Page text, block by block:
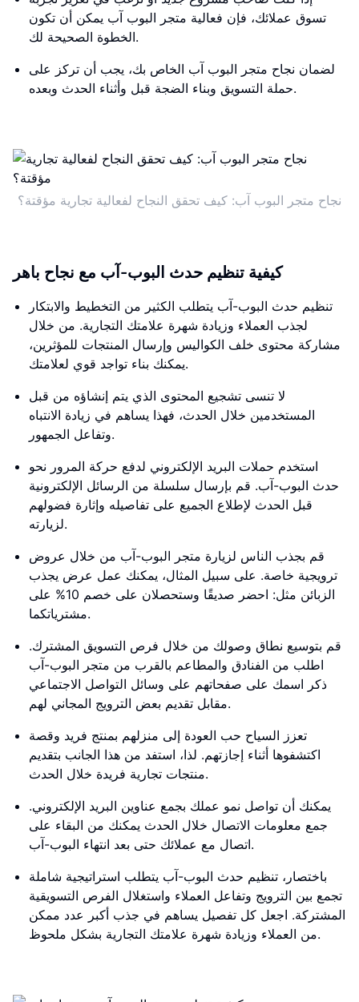
تسوق عملائك، فإن فعالية متجر البوب ​​آب يمكن أن تكون
الخطوة الصحيحة لك.
لضمان نجاح متجر البوب ​​آب الخاص بك، يجب أن تركز على
حملة التسويق وبناء الضجة قبل وأثناء الحدث وبعده.
نجاح متجر البوب ​​آب: كيف تحقق النجاح لفعالية تجارية مؤقتة؟
كيفية تنظيم حدث البوب-آب مع نجاح باهر
تنظيم حدث البوب-آب يتطلب الكثير من التخطيط والابتكار
لجذب العملاء وزيادة شهرة علامتك التجارية. من خلال
مشاركة محتوى خلف الكواليس وإرسال المنتجات للمؤثرين،
يمكنك بناء تواجد قوي لعلامتك.
لا تنسى تشجيع المحتوى الذي يتم إنشاؤه من قبل
المستخدمين خلال الحدث، فهذا يساهم في زيادة الانتباه
وتفاعل الجمهور.
استخدم حملات البريد الإلكتروني لدفع حركة المرور نحو
حدث البوب-آب. قم بإرسال سلسلة من الرسائل الإلكترونية
قبل الحدث لإطلاع الجميع على تفاصيله وإثارة فضولهم
لزيارته.
قم بجذب الناس لزيارة متجر البوب-آب من خلال عروض
ترويجية خاصة. على سبيل المثال، يمكنك عمل عرض يجذب
الزبائن مثل: احضر صديقًا وستحصلان على خصم 10% على
مشترياتكما.
قم بتوسيع نطاق وصولك من خلال فرص التسويق المشترك.
اطلب من الفنادق والمطاعم بالقرب من متجر البوب-آب
ذكر اسمك على صفحاتهم على وسائل التواصل الاجتماعي
مقابل تقديم بعض الترويج المجاني لهم.
تعزز السياح حب العودة إلى منزلهم بمنتج فريد وقصة
اكتشفوها أثناء إجازتهم. لذا، استفد من هذا الجانب بتقديم
منتجات تجارية فريدة خلال الحدث.
يمكنك أن تواصل نمو عملك بجمع عناوين البريد الإلكتروني.
جمع معلومات الاتصال خلال الحدث يمكنك من البقاء على
اتصال مع عملائك حتى بعد انتهاء البوب-آب.
باختصار، تنظيم حدث البوب-آب يتطلب استراتيجية شاملة
تجمع بين الترويج وتفاعل العملاء واستغلال الفرص التسويقية
المشتركة. اجعل كل تفصيل يساهم في جذب أكبر عدد ممكن
من العملاء وزيادة شهرة علامتك التجارية بشكل ملحوظ.